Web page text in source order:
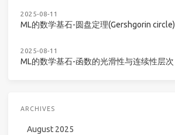
2025-08-11
ML的数学基石-圆盘定理(Gershgorin circle)
2025-08-11
ML的数学基石-函数的光滑性与连续性层次
ARCHIVES
August 2025